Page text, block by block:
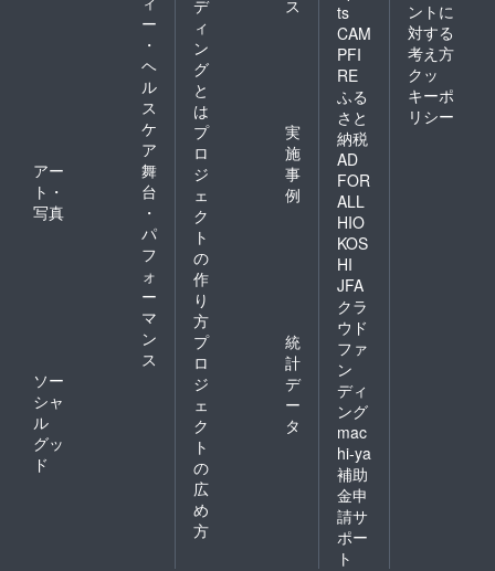
ー
・
ヘ
ル
ス
ケ
ア
アー
ト・
写真
舞
台
・
パ
フ
ォ
ー
マ
ン
ス
ソー
シャ
ル
グッ
ド
デ
ィ
ン
グ
と
は
ス
プ
ロ
ジ
ェ
ク
ト
の
作
り
方
実
施
事
例
プ
ロ
ジ
ェ
ク
ト
の
広
め
方
統
計
デ
ー
タ
ts
CAM
PFI
RE
ふる
さと
納税
AD
FOR
ALL
HIO
KOS
HI
JFA
クラ
ウド
ファ
ン
ディ
ング
mac
hi-ya
補助
金申
請サ
ポー
ト
ントに
対する
考え方
クッ
キーポ
リシー